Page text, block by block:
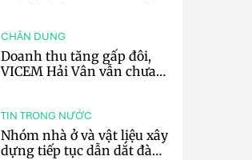
CHÂN DUNG
Doanh thu tăng gấp đôi,
VICEM Hải Vân vẫn chưa
TIN TRONG NƯỚC
Nhóm nhà ở và vật liệu xây
dựng tiếp tục dẫn dắt đà